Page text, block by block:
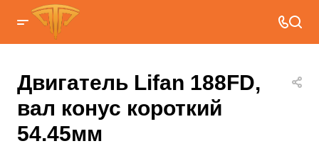
Двигатель Lifan 188FD,
вал конус короткий
54.45мм